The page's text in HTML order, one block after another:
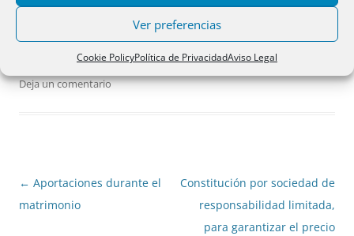
Ver preferencias
Cookie PolicyPolítica de PrivacidadAviso Legal
12 septiembre 1985
Deja un comentario
Navegación
de
← Aportaciones durante el
matrimonio
Constitución por sociedad de
responsabilidad limitada,
para garantizar el precio